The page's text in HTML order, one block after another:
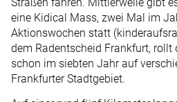
eine ­Kidical Mass, zwei Mal im
Aktionswochen statt
dem Radentscheid Frankfurt,
schon im siebten Jahr auf
Frankfurter Stadtgebiet.